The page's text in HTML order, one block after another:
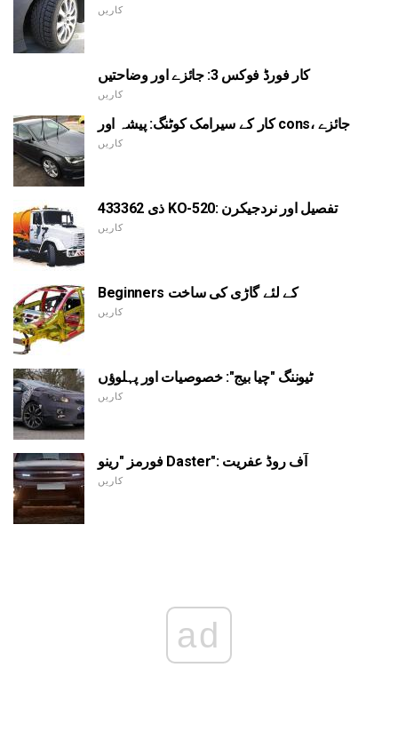
کاریں
کار فورڈ فوکس 3: جائزے اور وضاحتیں
کاریں
کار کے سیرامک کوٹنگ: پیشہ اور cons، جائزے
کاریں
ذی 433362 KO-520: تفصیل اور نردجیکرن
کاریں
Beginners کے لئے گاڑی کی ساخت
کاریں
ٹیوننگ "چیا بیج": خصوصیات اور پہلوؤں
کاریں
فورمز "رینو Daster": آف روڈ عفریت
کاریں
ad